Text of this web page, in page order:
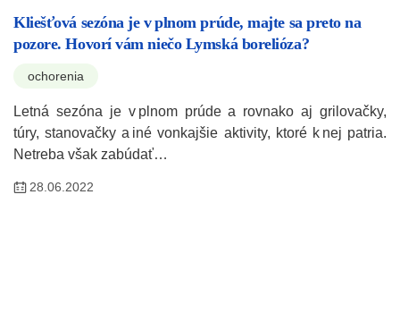
Kliešťová sezóna je v plnom prúde, majte sa preto na
pozore. Hovorí vám niečo Lymská borelióza?
ochorenia
Letná sezóna je v plnom prúde a rovnako aj grilovačky,
túry, stanovačky a iné vonkajšie aktivity, ktoré k nej patria.
Netreba však zabúdať…
28.06.2022